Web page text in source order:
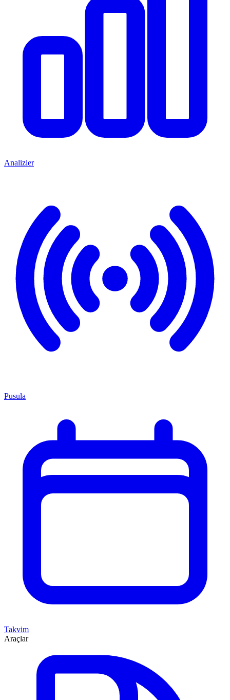
Analizler
Pusula
Takvim
Araçlar